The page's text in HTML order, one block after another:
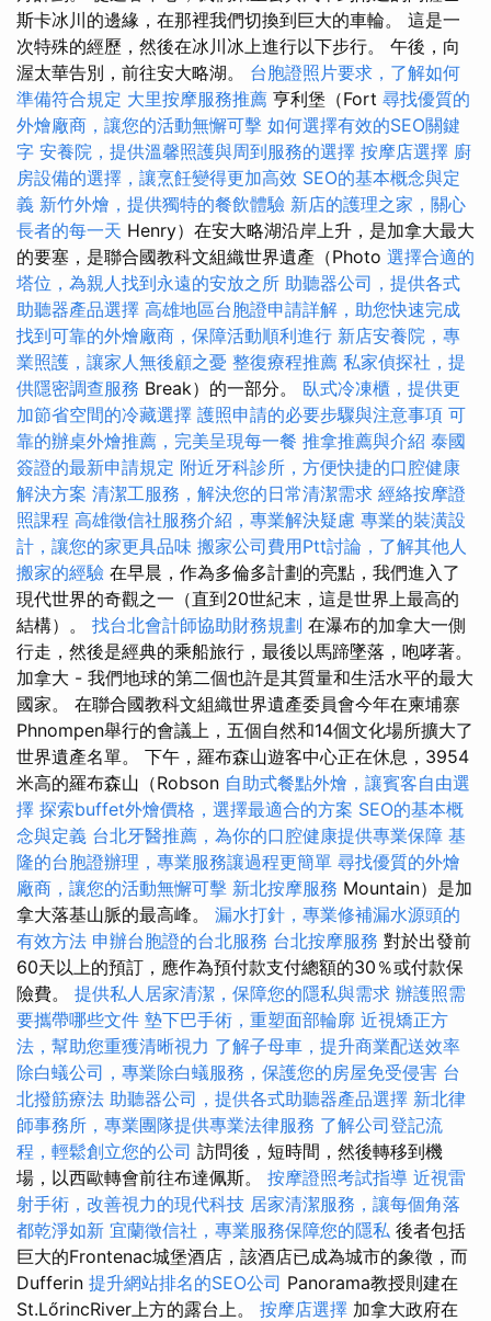
斯卡冰川的邊緣，在那裡我們切換到巨大的車輪。 這是一
次特殊的經歷，然後在冰川冰上進行以下步行。 午後，向
渥太華告別，前往安大略湖。 台胞證照片要求，了解如何
準備符合規定 大里按摩服務推薦 亨利堡（Fort 尋找優質的
外燴廠商，讓您的活動無懈可擊 如何選擇有效的SEO關鍵
字 安養院，提供溫馨照護與周到服務的選擇 按摩店選擇 廚
房設備的選擇，讓烹飪變得更加高效 SEO的基本概念與定
義 新竹外燴，提供獨特的餐飲體驗 新店的護理之家，關心
長者的每一天 Henry）在安大略湖沿岸上升，是加拿大最大
的要塞，是聯合國教科文組織世界遺產（Photo 選擇合適的
塔位，為親人找到永遠的安放之所 助聽器公司，提供各式
助聽器產品選擇 高雄地區台胞證申請詳解，助您快速完成
找到可靠的外燴廠商，保障活動順利進行 新店安養院，專
業照護，讓家人無後顧之憂 整復療程推薦 私家偵探社，提
供隱密調查服務 Break）的一部分。 臥式冷凍櫃，提供更
加節省空間的冷藏選擇 護照申請的必要步驟與注意事項 可
靠的辦桌外燴推薦，完美呈現每一餐 推拿推薦與介紹 泰國
簽證的最新申請規定 附近牙科診所，方便快捷的口腔健康
解決方案 清潔工服務，解決您的日常清潔需求 經絡按摩證
照課程 高雄徵信社服務介紹，專業解決疑慮 專業的裝潢設
計，讓您的家更具品味 搬家公司費用Ptt討論，了解其他人
搬家的經驗 在早晨，作為多倫多計劃的亮點，我們進入了
現代世界的奇觀之一（直到20世紀末，這是世界上最高的
結構）。 找台北會計師協助財務規劃 在瀑布的加拿大一側
行走，然後是經典的乘船旅行，最後以馬蹄墜落，咆哮著。
加拿大 - 我們地球的第二個也許是其質量和生活水平的最大
國家。 在聯合國教科文組織世界遺產委員會今年在柬埔寨
Phnompen舉行的會議上，五個自然和14個文化場所擴大了
世界遺產名單。 下午，羅布森山遊客中心正在休息，3954
米高的羅布森山（Robson 自助式餐點外燴，讓賓客自由選
擇 探索buffet外燴價格，選擇最適合的方案 SEO的基本概
念與定義 台北牙醫推薦，為你的口腔健康提供專業保障 基
隆的台胞證辦理，專業服務讓過程更簡單 尋找優質的外燴
廠商，讓您的活動無懈可擊 新北按摩服務 Mountain）是加
拿大落基山脈的最高峰。 漏水打針，專業修補漏水源頭的
有效方法 申辦台胞證的台北服務 台北按摩服務 對於出發前
60天以上的預訂，應作為預付款支付總額的30％或付款保
險費。 提供私人居家清潔，保障您的隱私與需求 辦護照需
要攜帶哪些文件 墊下巴手術，重塑面部輪廓 近視矯正方
法，幫助您重獲清晰視力 了解子母車，提升商業配送效率
除白蟻公司，專業除白蟻服務，保護您的房屋免受侵害 台
北撥筋療法 助聽器公司，提供各式助聽器產品選擇 新北律
師事務所，專業團隊提供專業法律服務 了解公司登記流
程，輕鬆創立您的公司 訪問後，短時間，然後轉移到機
場，以西歐轉會前往布達佩斯。 按摩證照考試指導 近視雷
射手術，改善視力的現代科技 居家清潔服務，讓每個角落
都乾淨如新 宜蘭徵信社，專業服務保障您的隱私 後者包括
巨大的Frontenac城堡酒店，該酒店已成為城市的象徵，而
Dufferin 提升網站排名的SEO公司 Panorama教授則建在
St.LőrincRiver上方的露台上。 按摩店選擇 加拿大政府在